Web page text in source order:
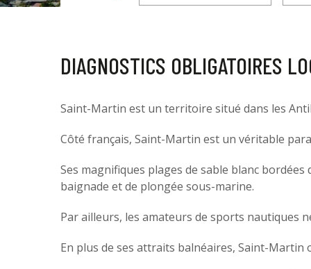
DIAGNOSTICS OBLIGATOIRES
Saint-Martin est un territoire situé dans les
Côté français, Saint-Martin est un véritable
Ses magnifiques plages de sable blanc
baignade et de plongée sous-marine.
Par ailleurs, les amateurs de sports nautiques
En plus de ses attraits balnéaires, Saint-